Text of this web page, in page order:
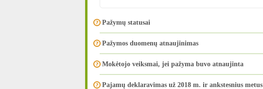
Pažymų statusai
Pažymos duomenų atnaujinimas
Mokėtojo veiksmai, jei pažyma buvo atnaujinta
Pajamų deklaravimas už 2018 m. ir ankstesnius metus